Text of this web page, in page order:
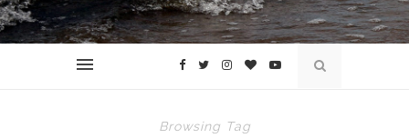
Browsing Tag